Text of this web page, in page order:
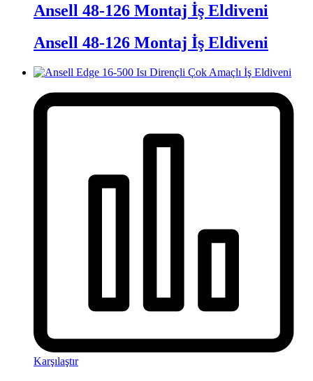
Ansell 48-126 Montaj İş Eldiveni
Ansell 48-126 Montaj İş Eldiveni
Karşılaştır